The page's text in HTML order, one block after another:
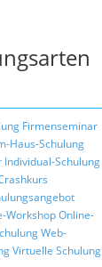
Firmenseminar
Haus-Schulung
Individual-Schulung
WorkshopOnline-
Web-
Virtuelle Schulung